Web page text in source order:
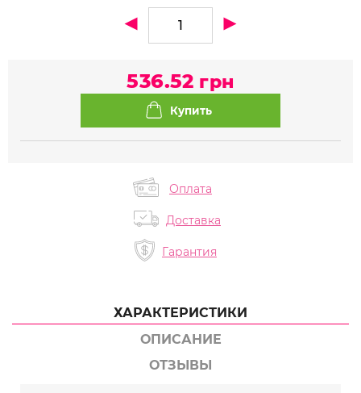
536.52 грн
Оплата
Доставка
Гарантия
ХАРАКТЕРИСТИКИ
ОПИСАНИЕ
ОТЗЫВЫ